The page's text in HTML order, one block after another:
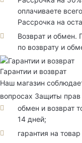
оплачиваете
Рассрочка на
Возврат и обмен.
по возврату и
Гарантии и возврат
Наш магазин
вопросах Защиты прав
обмен и возврат
14 дней;
гарантия на